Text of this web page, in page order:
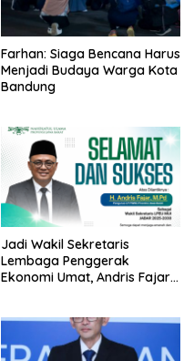
Farhan: Siaga Bencana Harus
Menjadi Budaya Warga Kota
Bandung
Jadi Wakil Sekretaris
Lembaga Penggerak
Ekonomi Umat, Andris Fajar